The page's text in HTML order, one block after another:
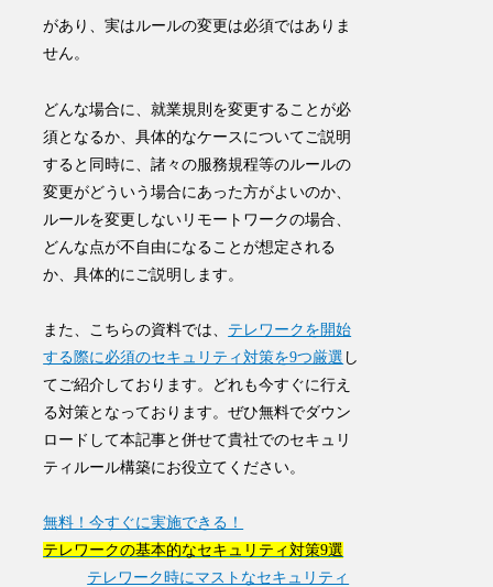
があり、実はルールの変更は必須ではありま
せん。
どんな場合に、就業規則を変更することが必
須となるか、具体的なケースについてご説明
すると同時に、諸々の服務規程等のルールの
変更がどういう場合にあった方がよいのか、
ルールを変更しないリモートワークの場合、
どんな点が不自由になることが想定される
か、具体的にご説明します。
また、こちらの資料では、 テレワークを開始
する際に必須のセキュリティ対策を9つ厳選 し
てご紹介しております。どれも今すぐに行え
る対策となっております。ぜひ無料でダウン
ロード して本記事と併せて貴社でのセキュリ
ティルール構築にお役立てください。
無料！今すぐに実施できる！
テレワークの基本的なセキュリティ対策9選
テレワーク時にマストなセキュリティ